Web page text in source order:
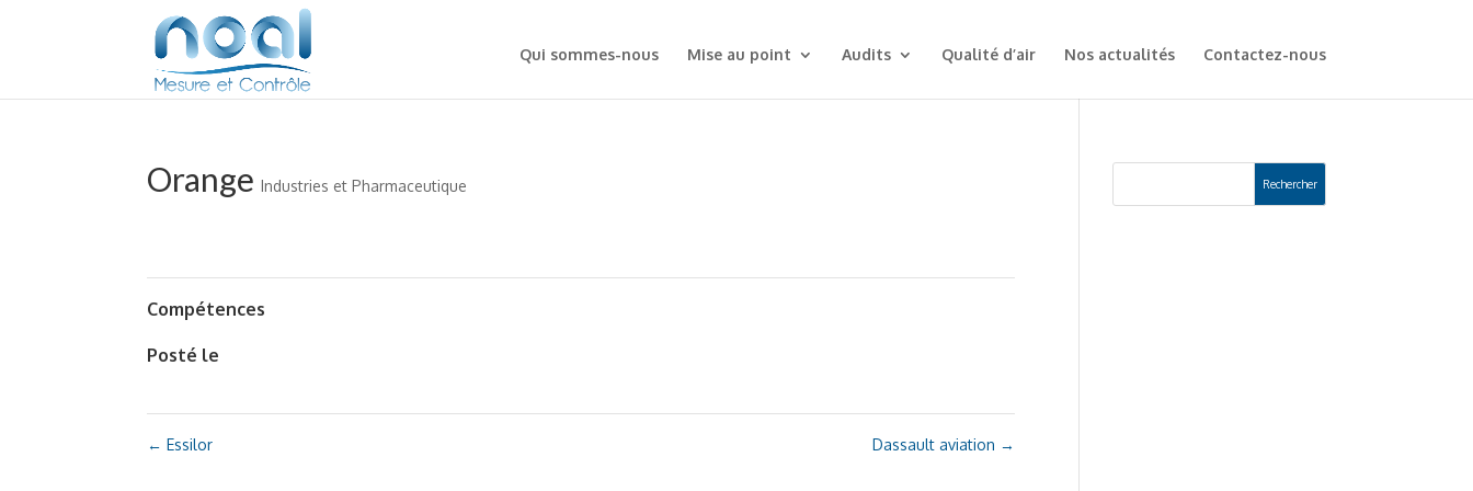
Qui sommes-nous Mise au point Audits Qualité d’air Nos actualités Contactez-nous
Orange Industries et Pharmaceutique
Compétences
Posté le
← Essilor Dassault aviation →